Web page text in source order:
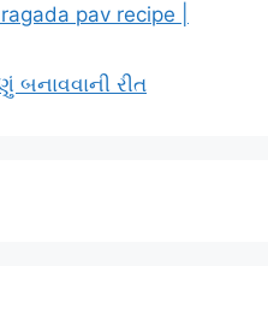
pav recipe |
બનાવવાની રીત